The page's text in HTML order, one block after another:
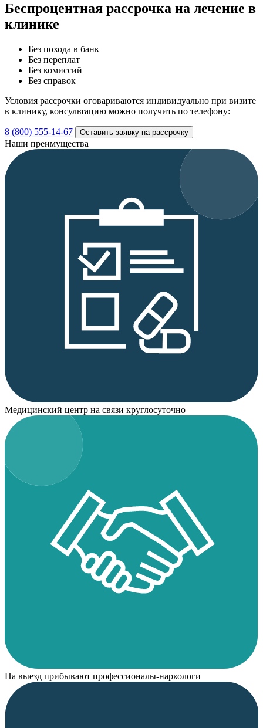
Беспроцентная рассрочка на лечение в
клинике
Без похода в банк
Без переплат
Без комиссий
Без справок
Условия рассрочки оговариваются индивидуально при визите
в клинику, консультацию можно получить по телефону:
8 (800) 555-14-67 Оставить заявку на рассрочку
Наши преимущества
Медицинский центр на связи круглосуточно
На выезд прибывают профессионалы-наркологи